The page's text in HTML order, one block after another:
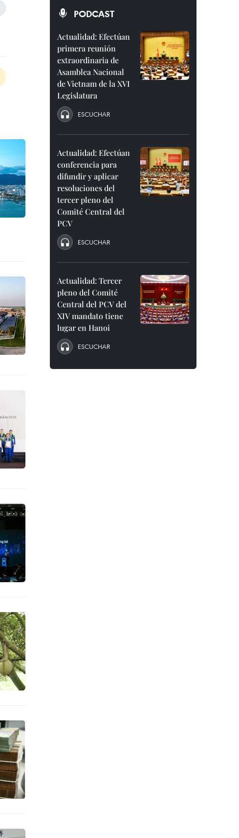
PODCAST
Actualidad: Efectúan
primera reunión
extraordinaria de
Asamblea Nacional
de Vietnam de la XVI
Legislatura
ESCUCHAR
Actualidad: Efectúan
conferencia para
difundir y aplicar
resoluciones del
tercer pleno del
Comité Central del
PCV
ESCUCHAR
Actualidad: Tercer
pleno del Comité
Central del PCV del
XIV mandato tiene
lugar en Hanoi
ESCUCHAR